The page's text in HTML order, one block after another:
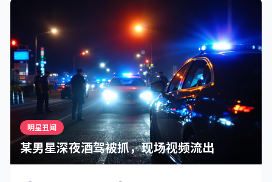
明星丑闻
某男星深夜酒驾被抓，现场视频流出